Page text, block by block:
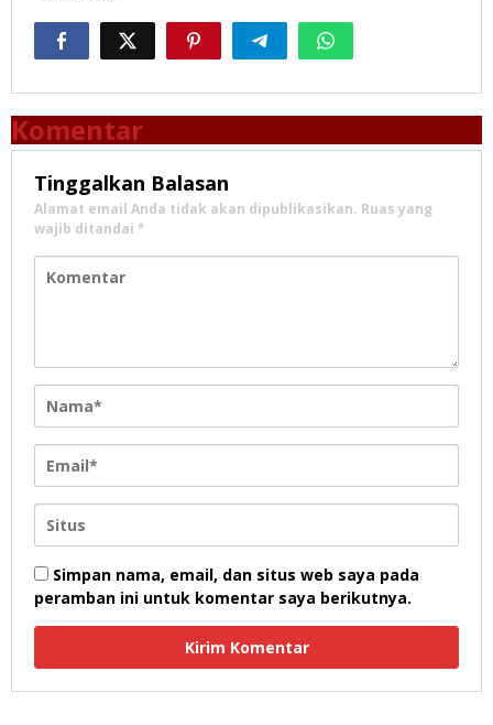
Komentar
Tinggalkan Balasan
Alamat email Anda tidak akan dipublikasikan. Ruas yang
wajib ditandai *
Simpan nama, email, dan situs web saya pada
peramban ini untuk komentar saya berikutnya.